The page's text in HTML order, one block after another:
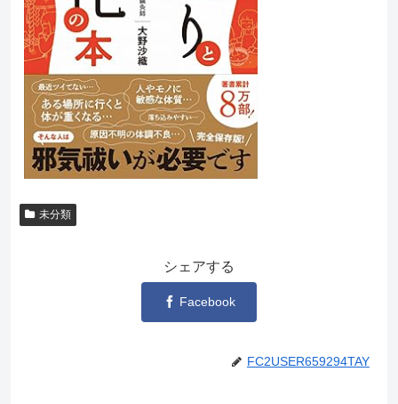
未分類
シェアする
Facebook
FC2USER659294TAY